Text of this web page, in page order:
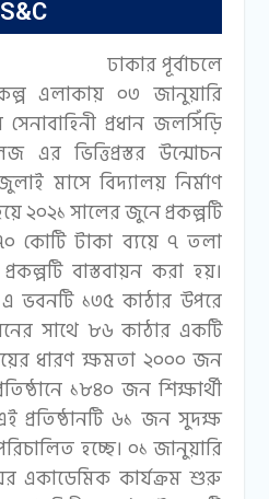
ঢাকার পূর্বাচলে
এলাকায় ০৩ জানুয়ারি
প্রধান জলসিঁড়ি
ভিত্তিপ্রস্তর উন্মোচন
মাসে বিদ্যালয় নির্মাণ
২০২১ সালের জুনে প্রকল্পটি
কোটি টাকা ব্যয়ে ৭ তলা
বাস্তবায়ন করা হয়।
ভবনটি ১৩৫ কাঠার উপরে
সাথে ৮৬ কাঠার একটি
ধারণ ক্ষমতা ২০০০ জন
১৮৪০ জন শিক্ষার্থী
প্রতিষ্ঠানটি ৬১ জন সুদক্ষ
হচ্ছে। ০১ জানুয়ারি
একাডেমিক কার্যক্রম শুরু